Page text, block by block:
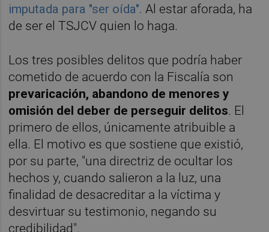
imputada para "ser oída". Al estar aforada, ha
de ser el TSJCV quien lo haga.
Los tres posibles delitos que podría haber
cometido de acuerdo con la Fiscalía son
prevaricación, abandono de menores y
omisión del deber de perseguir delitos. El
primero de ellos, únicamente atribuible a
ella. El motivo es que sostiene que existió,
por su parte, "una directriz de ocultar los
hechos y, cuando salieron a la luz, una
finalidad de desacreditar a la víctima y
desvirtuar su testimonio, negando su
credibilidad".